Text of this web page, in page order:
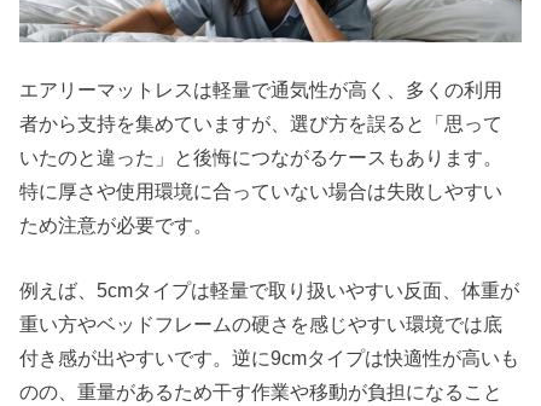
エアリーマットレスは軽量で通気性が高く、多くの利用
者から支持を集めていますが、選び方を誤ると「思って
いたのと違った」と後悔につながるケースもあります。
特に厚さや使用環境に合っていない場合は失敗しやすい
ため注意が必要です。
例えば、5cmタイプは軽量で取り扱いやすい反面、体重が
重い方やベッドフレームの硬さを感じやすい環境では底
付き感が出やすいです。逆に9cmタイプは快適性が高いも
のの、重量があるため干す作業や移動が負担になること